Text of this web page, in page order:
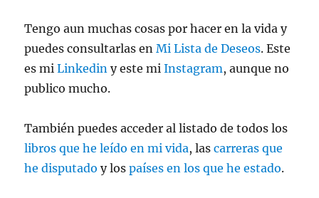
Tengo aun muchas cosas por hacer en la vida y
puedes consultarlas enMi Lista de Deseos. Este
es miLinkedin y este miInstagram, aunque no
publico mucho.
También puedes acceder al listado de todos los
libros que he leído en mi vida, lascarreras que
he disputado y lospaíses en los que he estado.